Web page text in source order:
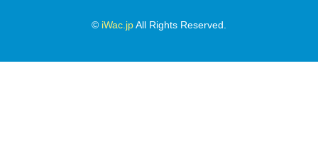
© iWac.jpAll Rights Reserved.